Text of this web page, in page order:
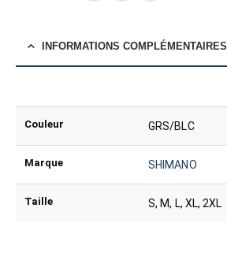
INFORMATIONS COMPLÉMENTAIRES
Couleur GRS/BLC
Marque SHIMANO
Taille S, M, L, XL, 2XL